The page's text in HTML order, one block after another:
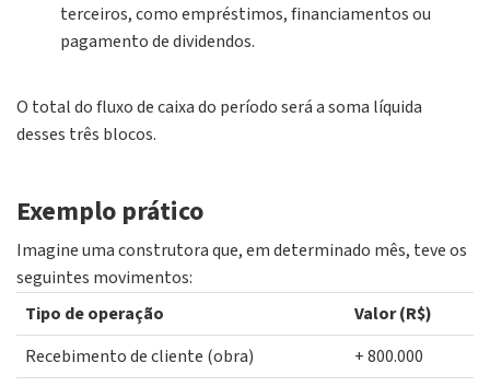
terceiros, como empréstimos, financiamentos ou
pagamento de dividendos.
O total do fluxo de caixa do período será a soma líquida
desses três blocos.
Exemplo prático
Imagine uma construtora que, em determinado mês, teve os
seguintes movimentos:
Tipo de operação
Valor (R$)
Recebimento de cliente (obra)
+ 800.000